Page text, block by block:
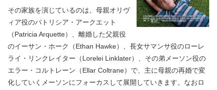
その家族を演じているのは、母親オリヴ
ィア役のパトリシア・アークエット
（Patricia Arquette）、離婚した父親役
のイーサン・ホーク（Ethan Hawke）、長女サマンサ役のローレ
ライ・リンクレイター（Lorelei Linklater）、その弟メーソン役の
エラー・コルトレーン（Ellar Coltrane）で、主に母親の再婚で変
化していくメーソンにフォーカスして展開していきます。なおロ